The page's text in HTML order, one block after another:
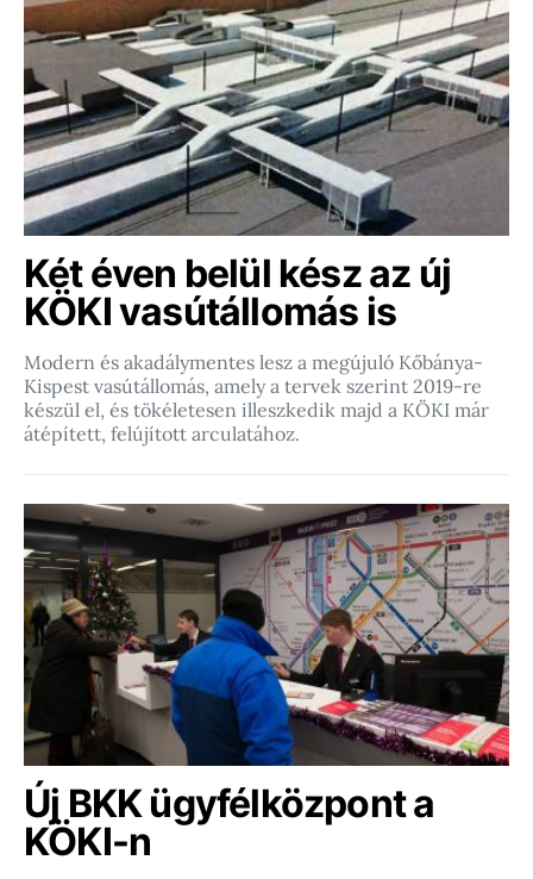
Két éven belül kész az új
KÖKI vasútállomás is
Modern és akadálymentes lesz a megújuló Kőbánya-
Kispest vasútállomás, amely a tervek szerint 2019-re
készül el, és tökéletesen illeszkedik majd a KÖKI már
átépített, felújított arculatához.
Új BKK ügyfélközpont a
KÖKI-n